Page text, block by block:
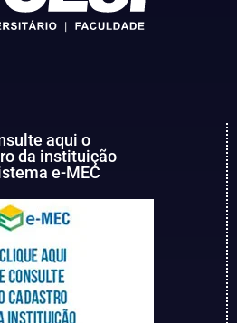
aqui o
da instituição
e-MEC